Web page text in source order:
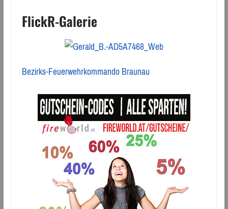
FlickR-Galerie
Bezirks-Feuerwehrkommando Braunau